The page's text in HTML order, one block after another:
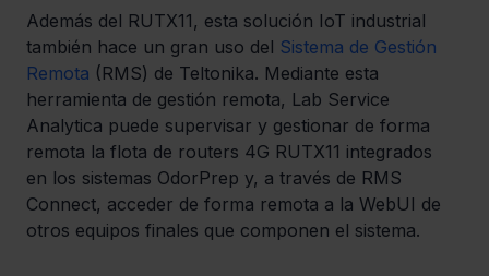
Además del RUTX11, esta solución IoT industrial
también hace un gran uso del Sistema de Gestión
Remota (RMS) de Teltonika. Mediante esta
herramienta de gestión remota, Lab Service
Analytica puede supervisar y gestionar de forma
remota la flota de routers 4G RUTX11 integrados
en los sistemas OdorPrep y, a través de RMS
Connect, acceder de forma remota a la WebUI de
otros equipos finales que componen el sistema.